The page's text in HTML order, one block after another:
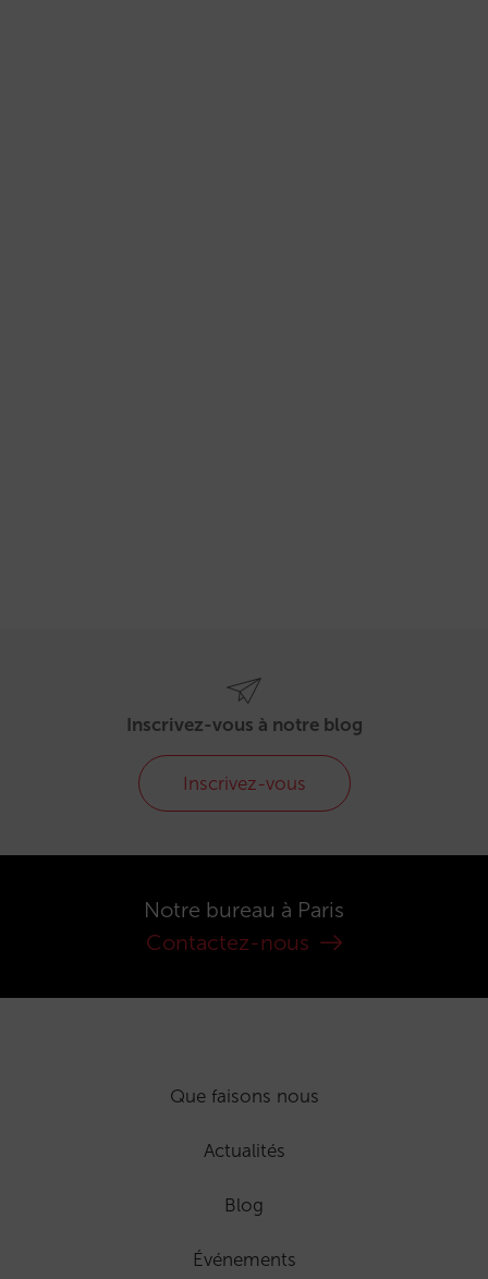
Inscrivez-vous à notre blog
Inscrivez-vous
Notre bureau à Paris
Contactez-nous
Que faisons nous
Actualités
Blog
Événements